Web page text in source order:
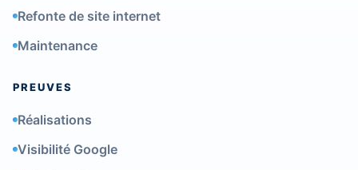
Refonte de site internet
Maintenance
PREUVES
Réalisations
Visibilité Google